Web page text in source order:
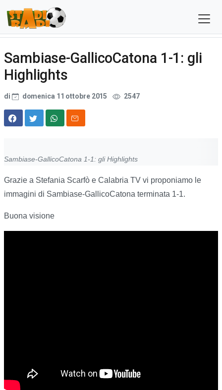
Sambiase-GallicoCatona 1-1: gli
Highlights
di domenica 11 ottobre 2015 2547
Sambiase-GallicoCatona 1-1: gli Highlights
Grazie a Stefania Scarfò e Calabria TV vi proponiamo le
immagini di Sambiase-GallicoCatona terminata 1-1.
Buona visione